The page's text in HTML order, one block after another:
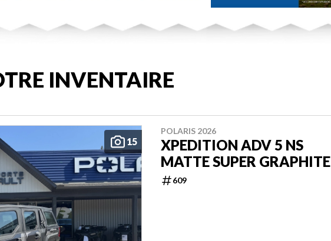
INVENTAIRE
15
POLARIS 2026
XPEDITION ADV 5 NS
MATTE SUPER GRAPHITE
609